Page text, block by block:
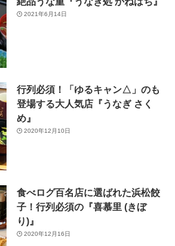
2021年6月14日
行列必須！「ゆるキャン△」のも
登場する大人気店『うなぎ さく
め』
2020年12月10日
食べログ百名店に選ばれた浜松餃
子！行列必須の『喜慕里 (きぼ
り)』
2020年12月16日